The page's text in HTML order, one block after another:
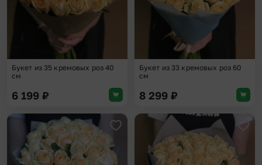
Букет из 35 кремовых роз 40
см
6 199 ₽
Букет из 33 кремовых роз 60
см
8 299 ₽
Добавить в избранное